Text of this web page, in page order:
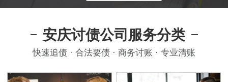
安庆讨债公司服务分类
快速追债 · 合法要债 · 商务讨账 · 专业清账